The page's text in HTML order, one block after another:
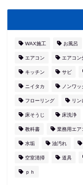
WAX施工 お風呂
エアコン エアコン
キッチン サビ
ニイタカ ノンワッ
フローリング リン
床そうじ 床洗浄
教科書 業務用エア
水垢 油汚れ
空室清掃 道具
ｐｈ